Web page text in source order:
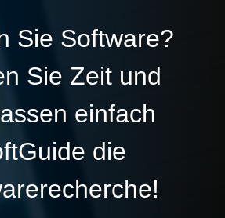
Sie Software?
Sie Zeit und
einfach
die